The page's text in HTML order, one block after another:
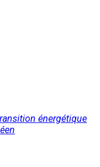
énergétique